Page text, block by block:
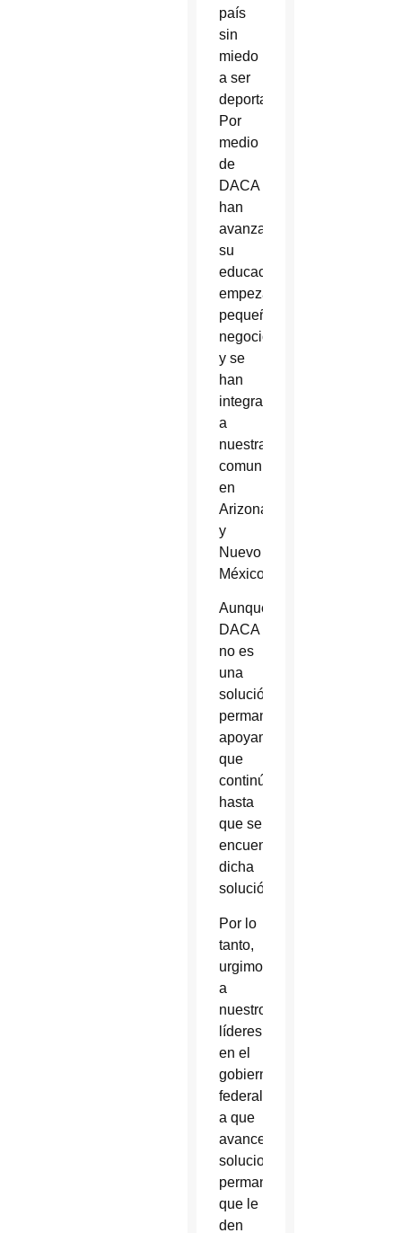
país
sin
miedo
a ser
deportados.
Por
medio
de
DACA
han
avanzado
su
educación,
empezado
pequeños
negocios
y se
han
integrado
a
nuestras
comunidades
en
Arizona
y
Nuevo
México.
Aunque
DACA
no es
una
solución
permanente
apoyamos
que
continúe
hasta
que se
encuentre
dicha
solución.
Por lo
tanto,
urgimos
a
nuestros
líderes
en el
gobierno
federal
a que
avancen
soluciones
permanentes
que le
den